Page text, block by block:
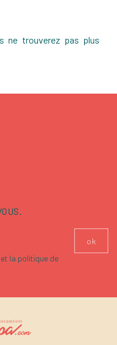
ne trouverez pas plus
la politique de